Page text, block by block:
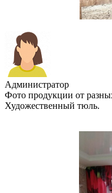
Администратор
Фото продукции от
Художественный тюль.